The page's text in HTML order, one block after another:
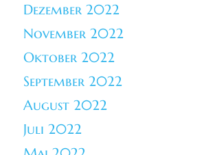
Dezember 2022
November 2022
Oktober 2022
September 2022
August 2022
Juli 2022